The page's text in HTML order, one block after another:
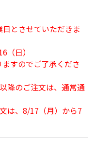
とさせていただきま
（日）
すのでご了承くださ
降のご注文は、通常通
は、8/17（月）から7